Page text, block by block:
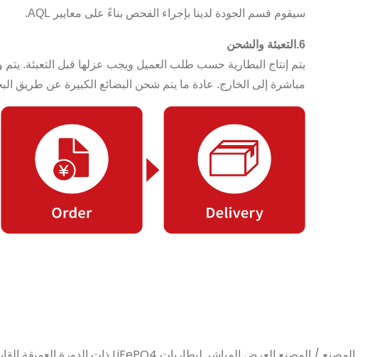
سيقوم قسم الجودة لدينا بإجراء الفحص بناءً على معايير AQL.
6.التعبئة والشحن
مباشرة إلى الخارج. عادة ما يتم شحن البضائع الكبيرة عن طريق البحر ، ووقت التسليم حوالي 30-80 يومًا.